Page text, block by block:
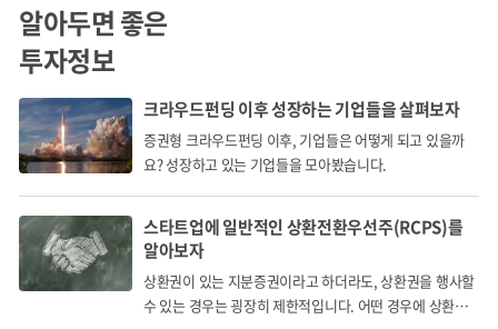
알아두면 좋은
투자정보
크라우드펀딩 이후 성장하는 기업들을 살펴보자
증권형 크라우드펀딩 이후, 기업들은 어떻게 되고 있을까
요? 성장하고 있는 기업들을 모아봤습니다.
스타트업에 일반적인 상환전환우선주(RCPS)를
알아보자
상환권이 있는 지분증권이라고 하더라도, 상환권을 행사할
수 있는 경우는 굉장히 제한적입니다. 어떤 경우에 상환권